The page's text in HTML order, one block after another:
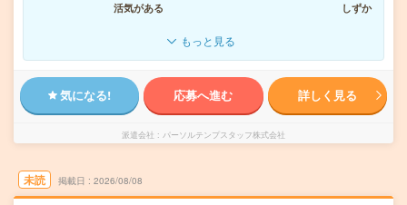
活気がある
しずか
もっと見る
気になる! 応募へ進む 詳しく見る
派遣会社 パーソルテンプスタッフ株式会社
未読 掲載日 2026/08/08